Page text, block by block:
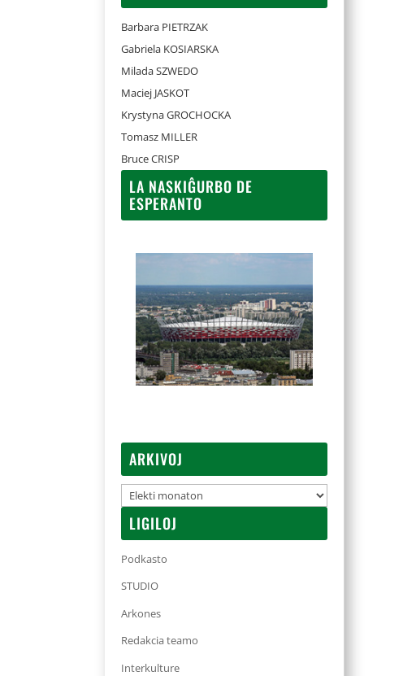
Barbara PIETRZAK
Gabriela KOSIARSKA
Milada SZWEDO
Maciej JASKOT
Krystyna GROCHOCKA
Tomasz MILLER
Bruce CRISP
LA NASKIĜURBO DE
ESPERANTO
ARKIVOJ
Arkivoj
LIGILOJ
Podkasto
STUDIO
Arkones
Redakcia teamo
Interkulture